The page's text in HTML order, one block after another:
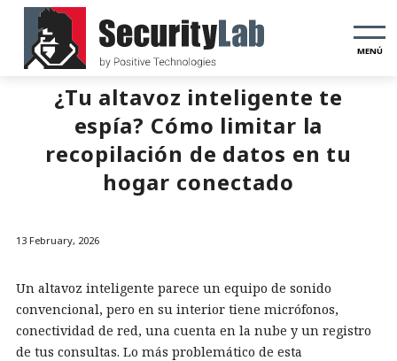
MENÚ
¿Tu altavoz inteligente te
espía? Cómo limitar la
recopilación de datos en tu
hogar conectado
13 February, 2026
Un altavoz inteligente parece un equipo de sonido
convencional, pero en su interior tiene micrófonos,
conectividad de red, una cuenta en la nube y un registro
de tus consultas. Lo más problemático de esta